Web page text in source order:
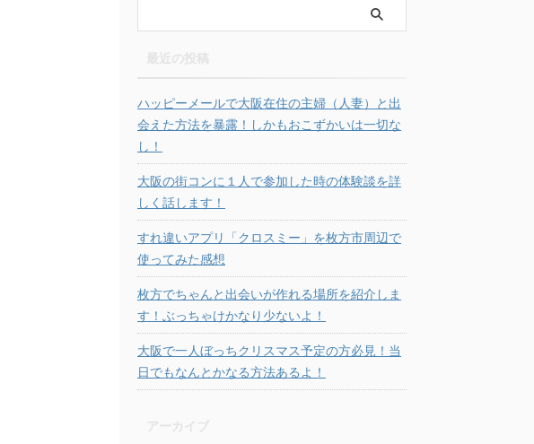
ハッピーメールで大阪在住の主婦（人妻）と出
会えた方法を暴露！しかもおこずかいは一切な
し！
大阪の街コンに１人で参加した時の体験談を詳
しく話します！
すれ違いアプリ「クロスミー」を枚方市周辺で
使ってみた感想
枚方でちゃんと出会いが作れる場所を紹介しま
す！ぶっちゃけかなり少ないよ！
大阪で一人ぼっちクリスマス予定の方必見！当
日でもなんとかなる方法あるよ！